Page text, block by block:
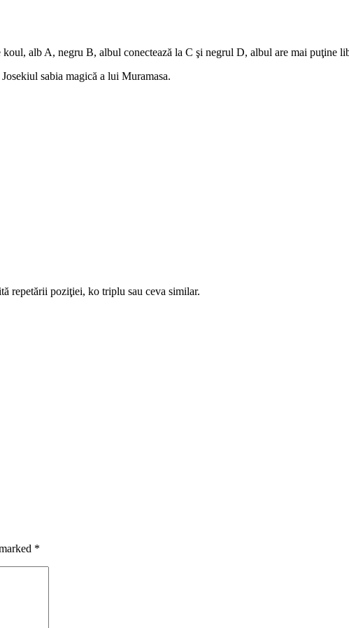
alb A, negru B, albul conectează la C şi negrul D, albul are mai puţine
sabia magică a lui Muramasa.
repetării poziţiei, ko triplu sau ceva similar.
*